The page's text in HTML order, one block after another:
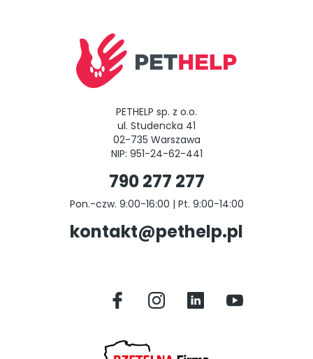
PETHELP sp. z o.o.
ul. Studencka 41
02-735 Warszawa
NIP: 951-24-62-441
790 277 277
Pon.-czw. 9:00-16:00 | Pt. 9:00-14:00
kontakt@pethelp.pl